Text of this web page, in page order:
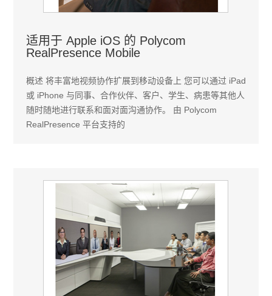
适用于 Apple iOS 的 Polycom
RealPresence Mobile
概述 将丰富地视频协作扩展到移动设备上 您可以通过 iPad
或 iPhone 与同事、合作伙伴、客户、学生、病患等其他人
随时随地进行联系和面对面沟通协作。 由 Polycom
RealPresence 平台支持的